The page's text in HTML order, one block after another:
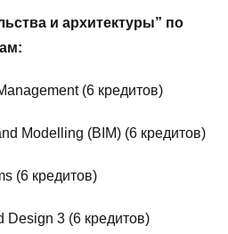
и архитектуры” по
(6 кредитов)
Modelling (BIM) (6 кредитов)
(6 кредитов)
3 (6 кредитов)